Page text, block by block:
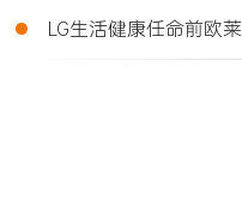
• LG生活健康任命前欧